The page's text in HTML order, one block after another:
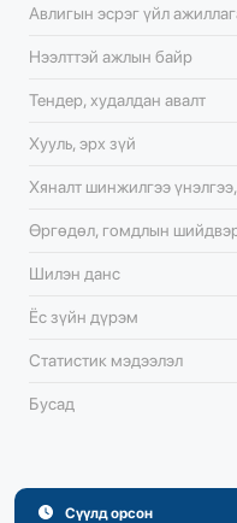
Авлигын эсрэг үйл
Нээлттэй ажлын байр
Тендер, худалдан авалт
Хууль, эрх зүй
Хяналт шинжилгээ
Өргөдөл, гомдлын
Шилэн данс
Ёс зүйн дүрэм
Статистик мэдээлэл
Бусад
Сүүлд орсон